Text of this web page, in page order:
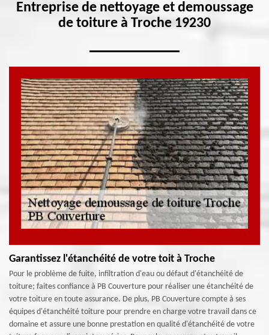
Entreprise de nettoyage et demoussage
de toiture à Troche 19230
Garantissez l'étanchéité de votre toit à Troche
Pour le problème de fuite, infiltration d'eau ou défaut d'étanchéité de
toiture; faites confiance à PB Couverture pour réaliser une étanchéité de
votre toiture en toute assurance. De plus, PB Couverture compte à ses
équipes d'étanchéité toiture pour prendre en charge votre travail dans ce
domaine et assure une bonne prestation en qualité d'étanchéité de votre